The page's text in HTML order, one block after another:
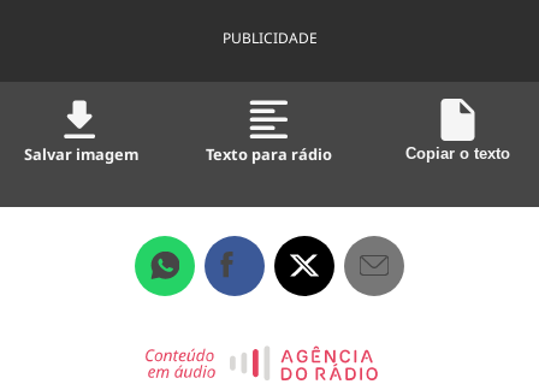
PUBLICIDADE
Salvar imagem Texto para rádio Copiar o texto